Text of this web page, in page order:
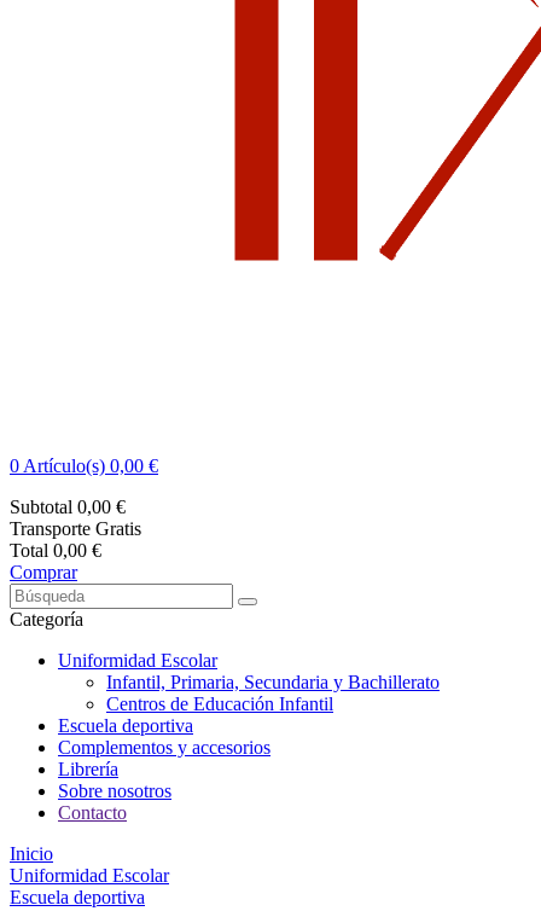
0 Artículo(s) 0,00 €
Subtotal 0,00 €
Transporte Gratis
Total 0,00 €
Comprar
Categoría
Uniformidad Escolar
Infantil, Primaria, Secundaria y Bachillerato
Centros de Educación Infantil
Escuela deportiva
Complementos y accesorios
Librería
Sobre nosotros
Contacto
Inicio
Uniformidad Escolar
Escuela deportiva